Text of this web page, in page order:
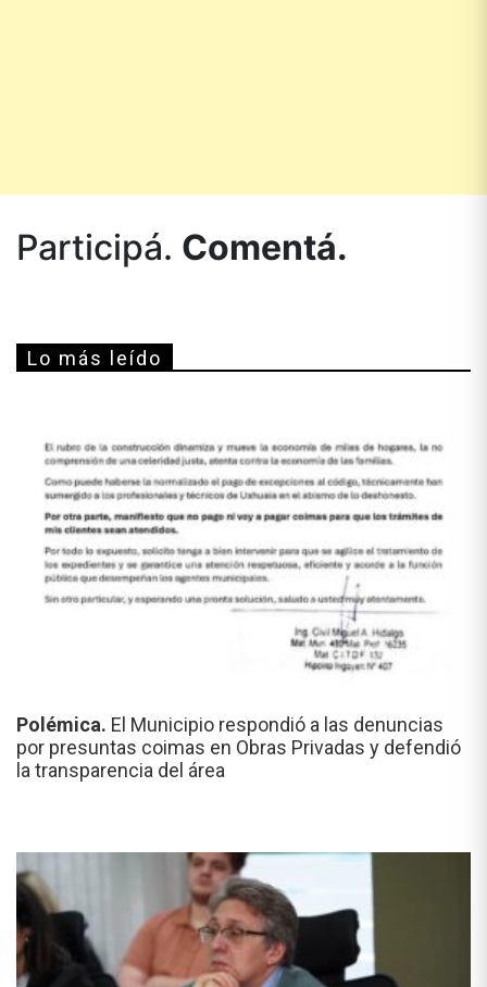
Participá. Comentá.
Lo más leído
Polémica. El Municipio respondió a las denuncias
por presuntas coimas en Obras Privadas y defendió
la transparencia del área